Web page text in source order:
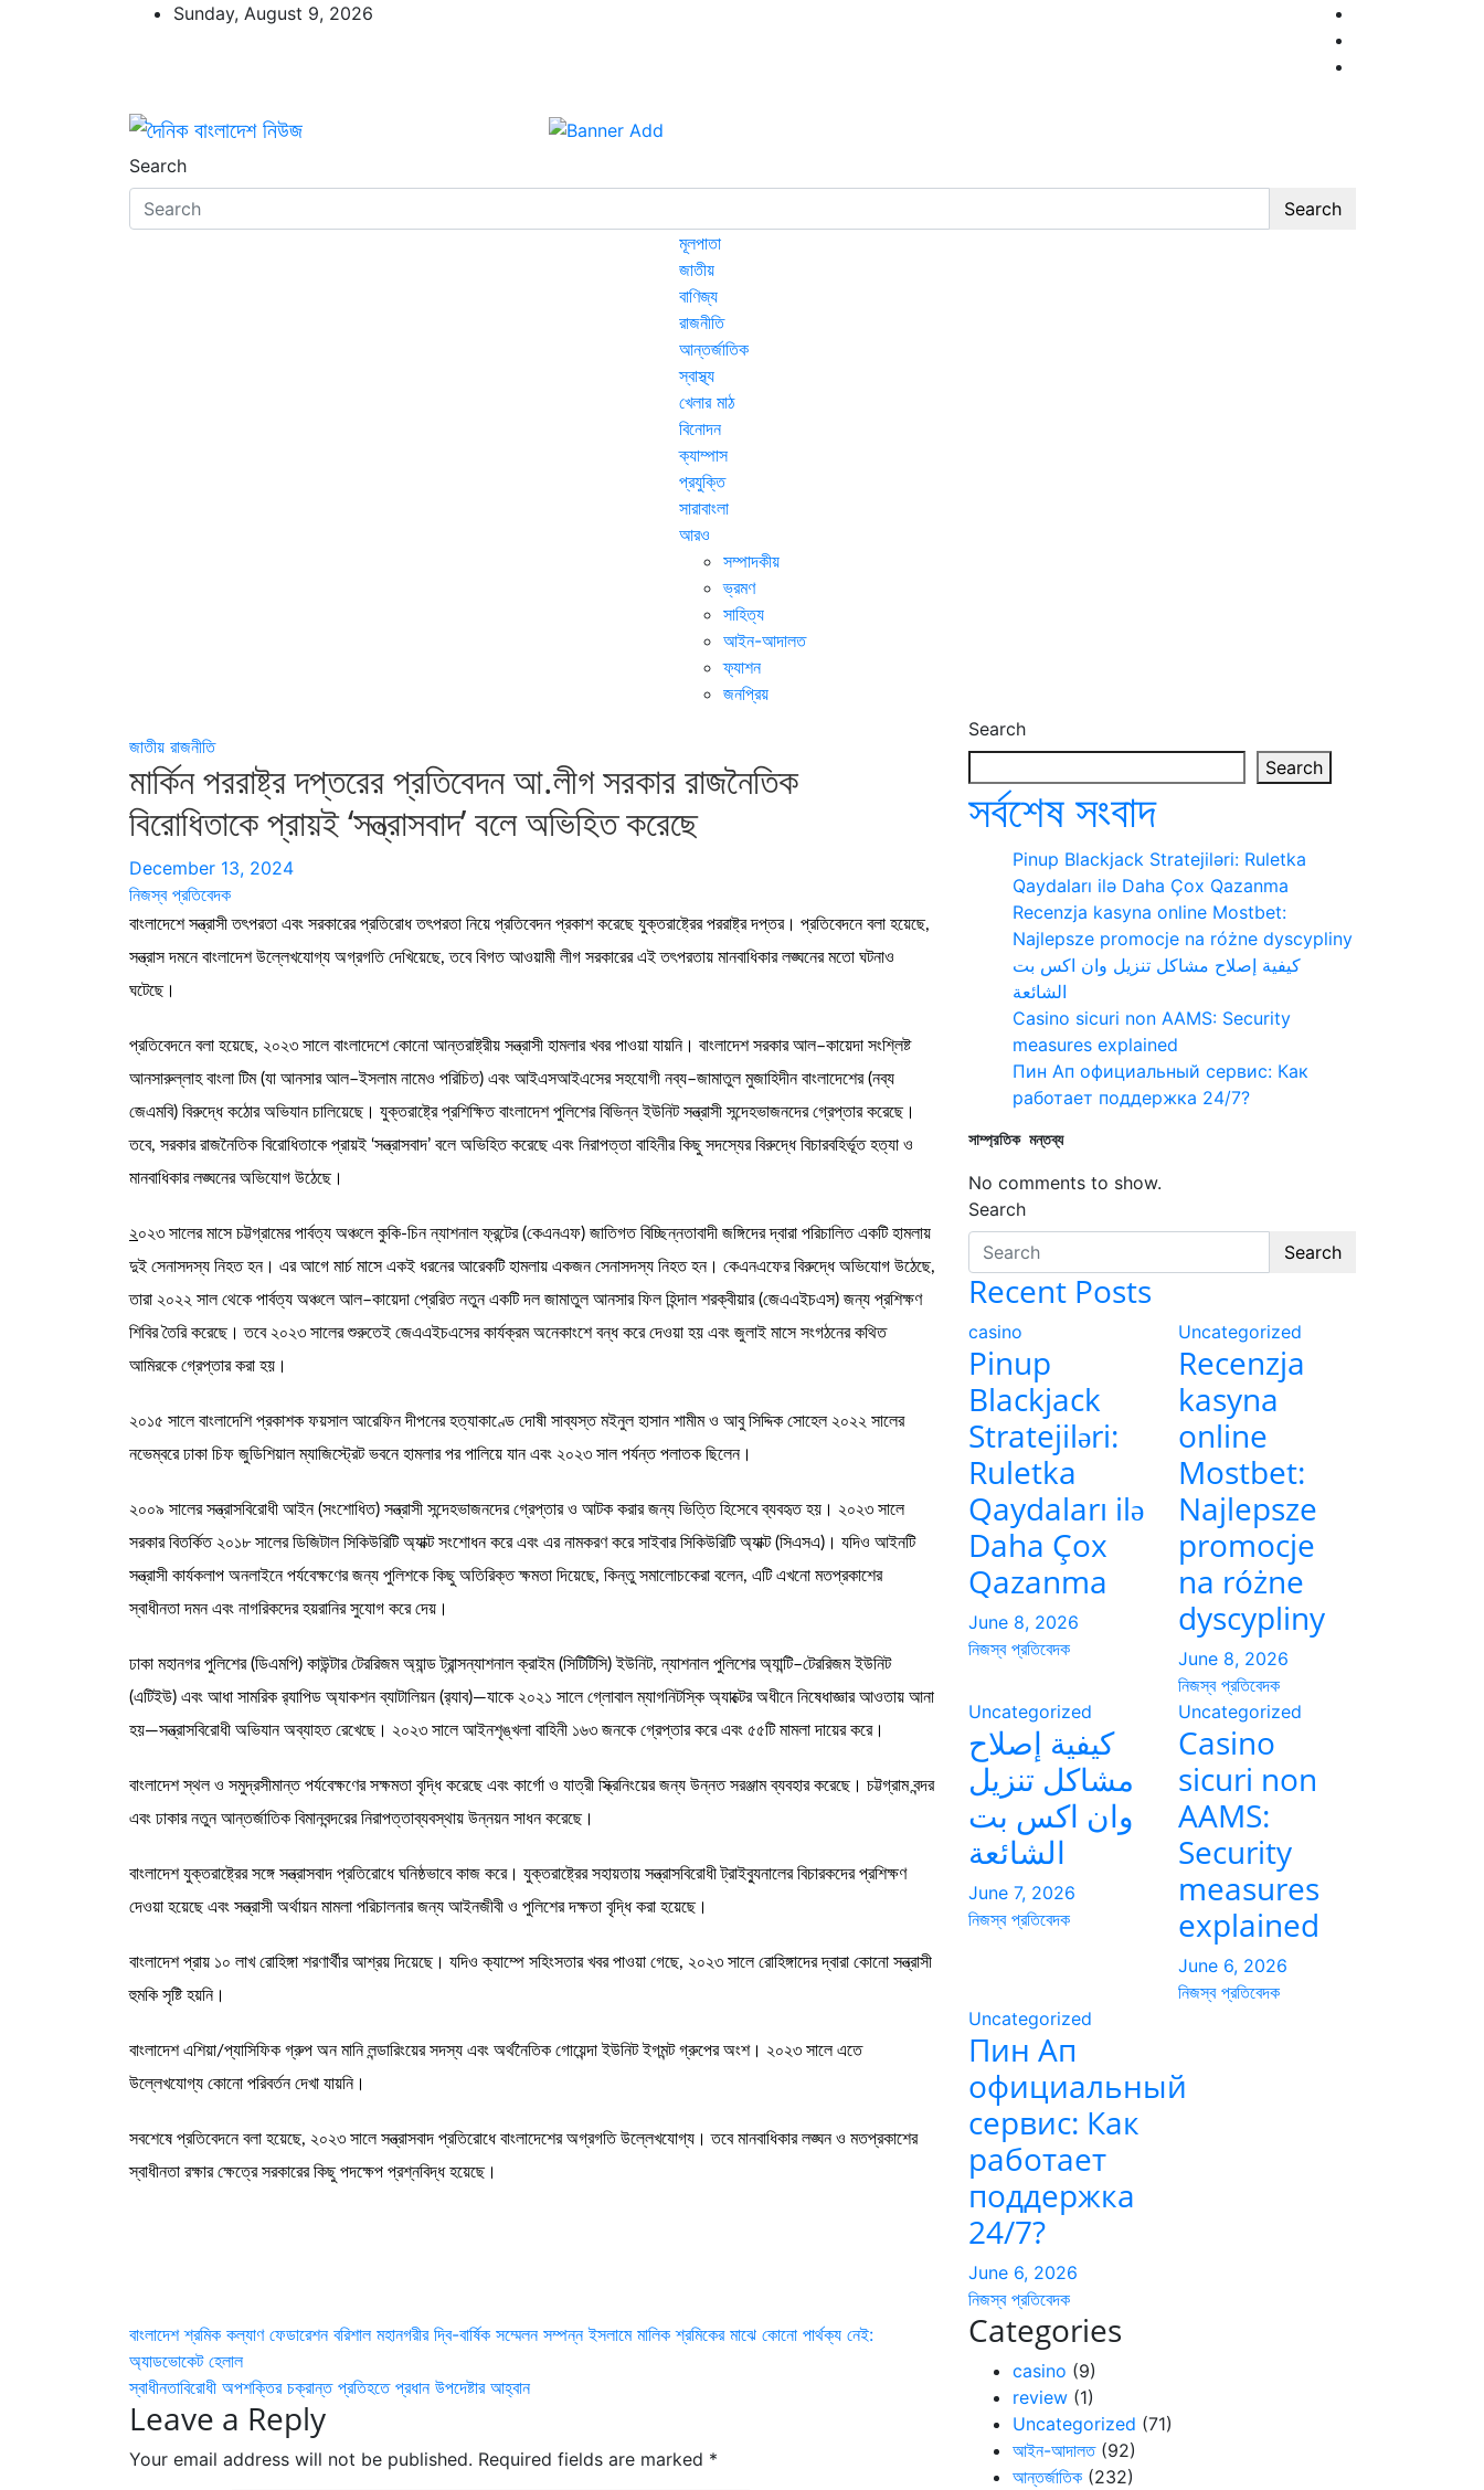
Sunday, August 9, 2026
দৈনিক বাংলাদেশ নিউজ
সত্য প্রকাশে আপোষহীন
Search
Search
মূলপাতা
জাতীয়
বাণিজ্য
রাজনীতি
আন্তর্জাতিক
স্বাস্থ্য
খেলার মাঠ
বিনোদন
ক্যাম্পাস
প্রযুক্তি
সারাবাংলা
আরও
সম্পাদকীয়
ভ্রমণ
সাহিত্য
আইন-আদালত
ফ্যাশন
জনপ্রিয়
জাতীয় রাজনীতি
মার্কিন পররাষ্ট্র দপ্তরের প্রতিবেদন আ.লীগ সরকার রাজনৈতিক
বিরোধিতাকে প্রায়ই ‘সন্ত্রাসবাদ’ বলে অভিহিত করেছে
December 13, 2024
নিজস্ব প্রতিবেদক
বাংলাদেশে সন্ত্রাসী তৎপরতা এবং সরকারের প্রতিরোধ তৎপরতা নিয়ে প্রতিবেদন প্রকাশ করেছে যুক্তরাষ্ট্রের পররাষ্ট্র দপ্তর। প্রতিবেদনে বলা হয়েছে,
সন্ত্রাস দমনে বাংলাদেশ উল্লেখযোগ্য অগ্রগতি দেখিয়েছে, তবে বিগত আওয়ামী লীগ সরকারের এই তৎপরতায় মানবাধিকার লঙ্ঘনের মতো ঘটনাও
ঘটেছে।
প্রতিবেদনে বলা হয়েছে, ২০২৩ সালে বাংলাদেশে কোনো আন্তরাষ্ট্রীয় সন্ত্রাসী হামলার খবর পাওয়া যায়নি। বাংলাদেশ সরকার আল–কায়েদা সংশ্লিষ্ট
আনসারুল্লাহ বাংলা টিম (যা আনসার আল–ইসলাম নামেও পরিচিত) এবং আইএসআইএসের সহযোগী নব্য–জামাতুল মুজাহিদীন বাংলাদেশের (নব্য
জেএমবি) বিরুদ্ধে কঠোর অভিযান চালিয়েছে। যুক্তরাষ্ট্রে প্রশিক্ষিত বাংলাদেশ পুলিশের বিভিন্ন ইউনিট সন্ত্রাসী সন্দেহভাজনদের গ্রেপ্তার করেছে।
তবে, সরকার রাজনৈতিক বিরোধিতাকে প্রায়ই ‘সন্ত্রাসবাদ’ বলে অভিহিত করেছে এবং নিরাপত্তা বাহিনীর কিছু সদস্যের বিরুদ্ধে বিচারবহির্ভূত হত্যা ও
মানবাধিকার লঙ্ঘনের অভিযোগ উঠেছে।
২০২৩ সালের মাসে চট্টগ্রামের পার্বত্য অঞ্চলে কুকি-চিন ন্যাশনাল ফ্রন্টের (কেএনএফ) জাতিগত বিচ্ছিন্নতাবাদী জঙ্গিদের দ্বারা পরিচালিত একটি হামলায়
দুই সেনাসদস্য নিহত হন। এর আগে মার্চ মাসে একই ধরনের আরেকটি হামলায় একজন সেনাসদস্য নিহত হন। কেএনএফের বিরুদ্ধে অভিযোগ উঠেছে,
তারা ২০২২ সাল থেকে পার্বত্য অঞ্চলে আল–কায়েদা প্রেরিত নতুন একটি দল জামাতুল আনসার ফিল হিন্দাল শরক্বীয়ার (জেএএইচএস) জন্য প্রশিক্ষণ
শিবির তৈরি করেছে। তবে ২০২৩ সালের শুরুতেই জেএএইচএসের কার্যক্রম অনেকাংশে বন্ধ করে দেওয়া হয় এবং জুলাই মাসে সংগঠনের কথিত
আমিরকে গ্রেপ্তার করা হয়।
২০১৫ সালে বাংলাদেশি প্রকাশক ফয়সাল আরেফিন দীপনের হত্যাকাণ্ডে দোষী সাব্যস্ত মইনুল হাসান শামীম ও আবু সিদ্দিক সোহেল ২০২২ সালের
নভেম্বরে ঢাকা চিফ জুডিশিয়াল ম্যাজিস্ট্রেট ভবনে হামলার পর পালিয়ে যান এবং ২০২৩ সাল পর্যন্ত পলাতক ছিলেন।
২০০৯ সালের সন্ত্রাসবিরোধী আইন (সংশোধিত) সন্ত্রাসী সন্দেহভাজনদের গ্রেপ্তার ও আটক করার জন্য ভিত্তি হিসেবে ব্যবহৃত হয়। ২০২৩ সালে
সরকার বিতর্কিত ২০১৮ সালের ডিজিটাল সিকিউরিটি অ্যাক্ট সংশোধন করে এবং এর নামকরণ করে সাইবার সিকিউরিটি অ্যাক্ট (সিএসএ)। যদিও আইনটি
সন্ত্রাসী কার্যকলাপ অনলাইনে পর্যবেক্ষণের জন্য পুলিশকে কিছু অতিরিক্ত ক্ষমতা দিয়েছে, কিন্তু সমালোচকেরা বলেন, এটি এখনো মতপ্রকাশের
স্বাধীনতা দমন এবং নাগরিকদের হয়রানির সুযোগ করে দেয়।
ঢাকা মহানগর পুলিশের (ডিএমপি) কাউন্টার টেররিজম অ্যান্ড ট্রান্সন্যাশনাল ক্রাইম (সিটিটিসি) ইউনিট, ন্যাশনাল পুলিশের অ্যান্টি–টেররিজম ইউনিট
(এটিইউ) এবং আধা সামরিক র‍্যাপিড অ্যাকশন ব্যাটালিয়ন (র‍্যাব)—যাকে ২০২১ সালে গ্লোবাল ম্যাগনিটস্কি অ্যাক্টের অধীনে নিষেধাজ্ঞার আওতায় আনা
হয়—সন্ত্রাসবিরোধী অভিযান অব্যাহত রেখেছে। ২০২৩ সালে আইনশৃঙ্খলা বাহিনী ১৬৩ জনকে গ্রেপ্তার করে এবং ৫৫টি মামলা দায়ের করে।
বাংলাদেশ স্থল ও সমুদ্রসীমান্ত পর্যবেক্ষণের সক্ষমতা বৃদ্ধি করেছে এবং কার্গো ও যাত্রী স্ক্রিনিংয়ের জন্য উন্নত সরঞ্জাম ব্যবহার করেছে। চট্টগ্রাম বন্দর
এবং ঢাকার নতুন আন্তর্জাতিক বিমানবন্দরের নিরাপত্তাব্যবস্থায় উন্নয়ন সাধন করেছে।
বাংলাদেশ যুক্তরাষ্ট্রের সঙ্গে সন্ত্রাসবাদ প্রতিরোধে ঘনিষ্ঠভাবে কাজ করে। যুক্তরাষ্ট্রের সহায়তায় সন্ত্রাসবিরোধী ট্রাইব্যুনালের বিচারকদের প্রশিক্ষণ
দেওয়া হয়েছে এবং সন্ত্রাসী অর্থায়ন মামলা পরিচালনার জন্য আইনজীবী ও পুলিশের দক্ষতা বৃদ্ধি করা হয়েছে।
বাংলাদেশ প্রায় ১০ লাখ রোহিঙ্গা শরণার্থীর আশ্রয় দিয়েছে। যদিও ক্যাম্পে সহিংসতার খবর পাওয়া গেছে, ২০২৩ সালে রোহিঙ্গাদের দ্বারা কোনো সন্ত্রাসী
হুমকি সৃষ্টি হয়নি।
বাংলাদেশ এশিয়া/প্যাসিফিক গ্রুপ অন মানি লন্ডারিংয়ের সদস্য এবং অর্থনৈতিক গোয়েন্দা ইউনিট ইগমন্ট গ্রুপের অংশ। ২০২৩ সালে এতে
উল্লেখযোগ্য কোনো পরিবর্তন দেখা যায়নি।
সবশেষে প্রতিবেদনে বলা হয়েছে, ২০২৩ সালে সন্ত্রাসবাদ প্রতিরোধে বাংলাদেশের অগ্রগতি উল্লেখযোগ্য। তবে মানবাধিকার লঙ্ঘন ও মতপ্রকাশের
স্বাধীনতা রক্ষার ক্ষেত্রে সরকারের কিছু পদক্ষেপ প্রশ্নবিদ্ধ হয়েছে।
Post
navigation
বাংলাদেশ শ্রমিক কল্যাণ ফেডারেশন বরিশাল মহানগরীর দ্বি-বার্ষিক সম্মেলন সম্পন্ন ইসলামে মালিক শ্রমিকের মাঝে কোনো পার্থক্য নেই:
অ্যাডভোকেট হেলাল
স্বাধীনতাবিরোধী অপশক্তির চক্রান্ত প্রতিহতে প্রধান উপদেষ্টার আহ্বান
Leave a Reply
Your email address will not be published. Required fields are marked *
Search
Search
সর্বশেষ সংবাদ
Pinup Blackjack Stratejiləri: Ruletka
Qaydaları ilə Daha Çox Qazanma
Recenzja kasyna online Mostbet:
Najlepsze promocje na różne dyscypliny
كيفية إصلاح مشاكل تنزيل وان اكس بت
الشائعة
Casino sicuri non AAMS: Security
measures explained
Пин Ап официальный сервис: Как
работает поддержка 24/7?
সাম্প্রতিক মন্তব্য
No comments to show.
Search
Search
Recent Posts
casino
Pinup
Blackjack
Stratejiləri:
Ruletka
Qaydaları ilə
Daha Çox
Qazanma
June 8, 2026
নিজস্ব প্রতিবেদক
Uncategorized
Recenzja
kasyna
online
Mostbet:
Najlepsze
promocje
na różne
dyscypliny
June 8, 2026
নিজস্ব প্রতিবেদক
Uncategorized
كيفية إصلاح
مشاكل تنزيل
وان اكس بت
الشائعة
June 7, 2026
নিজস্ব প্রতিবেদক
Uncategorized
Casino
sicuri non
AAMS:
Security
measures
explained
June 6, 2026
নিজস্ব প্রতিবেদক
Uncategorized
Пин Ап
официальный
сервис: Как
работает
поддержка
24/7?
June 6, 2026
নিজস্ব প্রতিবেদক
Categories
casino (9)
review (1)
Uncategorized (71)
আইন-আদালত(92)
আন্তর্জাতিক (232)